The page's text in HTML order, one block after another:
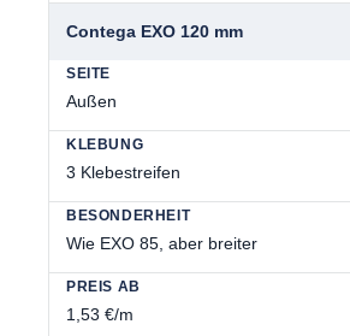
Contega EXO 120 mm
Außen
3 Klebestreifen
Wie EXO 85, aber breiter
1,53 €/m